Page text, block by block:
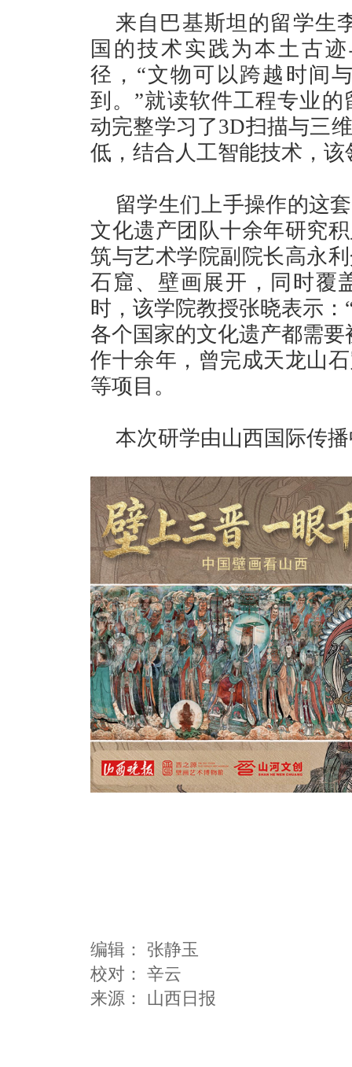
来自巴基斯坦的留学生
国的技术实践为本土古
径，“文物可以跨越时间
到。”就读软件工程专业的
动完整学习了3D扫描与三
低，结合人工智能技术，
留学生们上手操作的这
文化遗产团队十余年研究
筑与艺术学院副院长高永
石窟、壁画展开，同时覆
时，该学院教授张晓表示
各个国家的文化遗产都需
作十余年，曾完成天龙山
等项目。
本次研学由山西国际传
编辑： 张静玉
校对： 辛云